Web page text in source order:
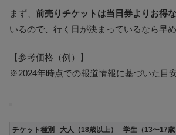
まず、 前売りチケットは当日券よりお得
いるので、行く日が決まっているなら早
【参考価格（例）】
※2024年時点での報道情報に基づいた目
チケット種別 大人（18歳以上） 学生（13〜17歳